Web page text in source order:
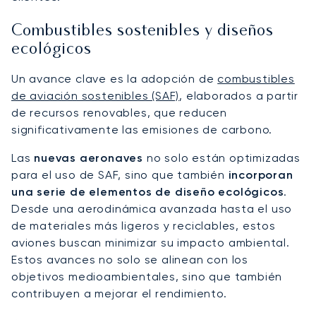
Combustibles sostenibles y diseños
ecológicos
Un avance clave es la adopción de combustibles
de aviación sostenibles (SAF), elaborados a partir
de recursos renovables, que reducen
significativamente las emisiones de carbono.
Las nuevas aeronaves no solo están optimizadas
para el uso de SAF, sino que también incorporan
una serie de elementos de diseño ecológicos.
Desde una aerodinámica avanzada hasta el uso
de materiales más ligeros y reciclables, estos
aviones buscan minimizar su impacto ambiental.
Estos avances no solo se alinean con los
objetivos medioambientales, sino que también
contribuyen a mejorar el rendimiento.